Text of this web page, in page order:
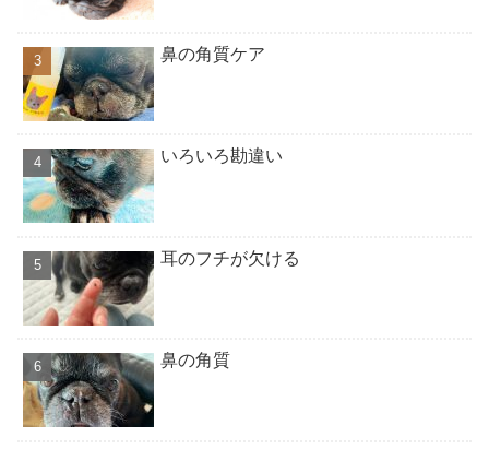
鼻の角質ケア
いろいろ勘違い
耳のフチが欠ける
鼻の角質